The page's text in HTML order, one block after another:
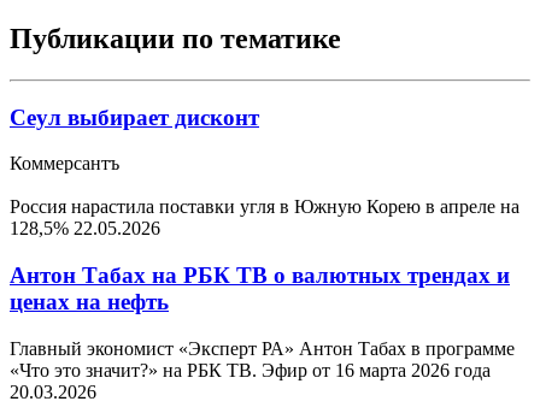
Публикации по тематике
Сеул выбирает дисконт
Коммерсантъ
Россия нарастила поставки угля в Южную Корею в апреле на
128,5% 22.05.2026
Антон Табах на РБК ТВ о валютных трендах и
ценах на нефть
Главный экономист «Эксперт РА» Антон Табах в программе
«Что это значит?» на РБК ТВ. Эфир от 16 марта 2026 года
20.03.2026